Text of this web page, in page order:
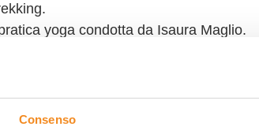
Consenso
yoga condotta da Isaura Maglio.
anni.